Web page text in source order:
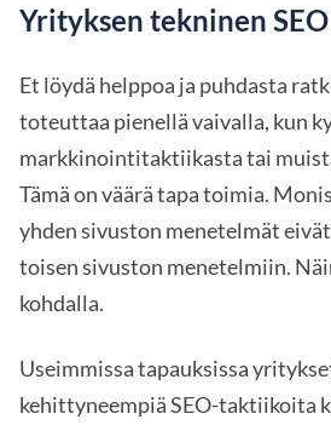
Yrityksen tekninen
Et löydä helppoa ja puhdasta
toteuttaa pienellä vaivalla, kun
markkinointitaktiikasta tai
Tämä on väärä tapa toimia.
yhden sivuston menetelmät
toisen sivuston menetelmiin.
kohdalla.
Useimmissa tapauksissa
kehittyneempiä SEO-taktiikoita